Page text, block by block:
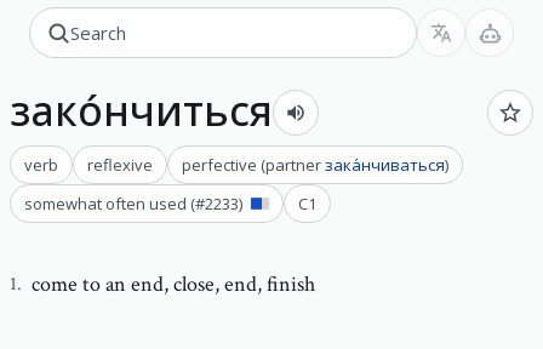
зако́нчиться
verb reflexive perfective (partnerзака́нчиваться)
somewhat often used (#2233) C1
1. come to an end,close, end, finish